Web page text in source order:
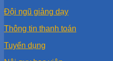
Đội ngũ giảng dạy
Thông tin thanh toán
Tuyển dụng